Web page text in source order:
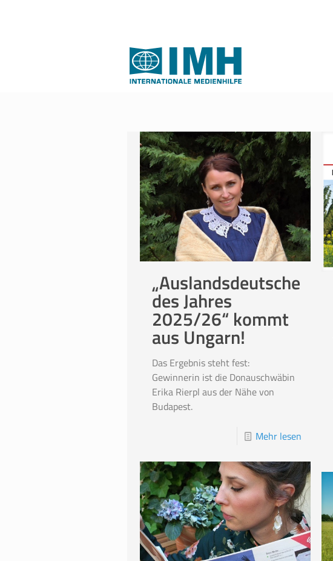
„Auslandsdeutsche
des Jahres
2025/26“ kommt
aus Ungarn!
Das Ergebnis steht fest:
Gewinnerin ist die Donauschwäbin
Erika Rierpl aus der Nähe von
Budapest.
Mehr lesen